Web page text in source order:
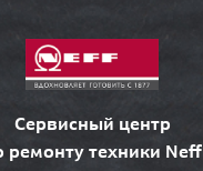
Сервисный центр
ремонту техники Neff